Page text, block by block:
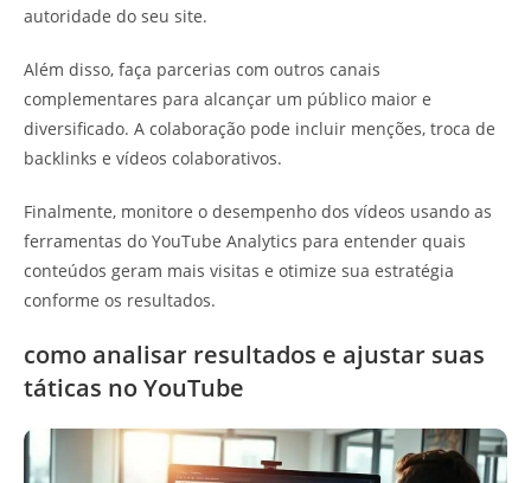
autoridade do seu site.
Além disso, faça parcerias com outros canais
complementares para alcançar um público maior e
diversificado. A colaboração pode incluir menções, troca de
backlinks e vídeos colaborativos.
Finalmente, monitore o desempenho dos vídeos usando as
ferramentas do YouTube Analytics para entender quais
conteúdos geram mais visitas e otimize sua estratégia
conforme os resultados.
como analisar resultados e ajustar suas
táticas no YouTube